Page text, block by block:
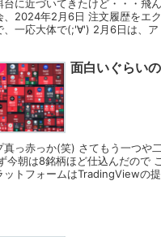
台に近づいてきたけど・・・飛
、2024年2月6日 注文履歴をエ
、一応大体で(;'∀') 2月6日は、ア
面白いぐらい
真っ赤っか(笑) さてもう一つや
今朝は8銘柄ほど仕込んだので
ットフォームはTradingViewの